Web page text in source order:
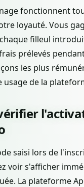
fonctionnent
loyauté. Vous
filleul
prélevés
les plus
de la
saisi lors de
voir s'afficher
La plateforme